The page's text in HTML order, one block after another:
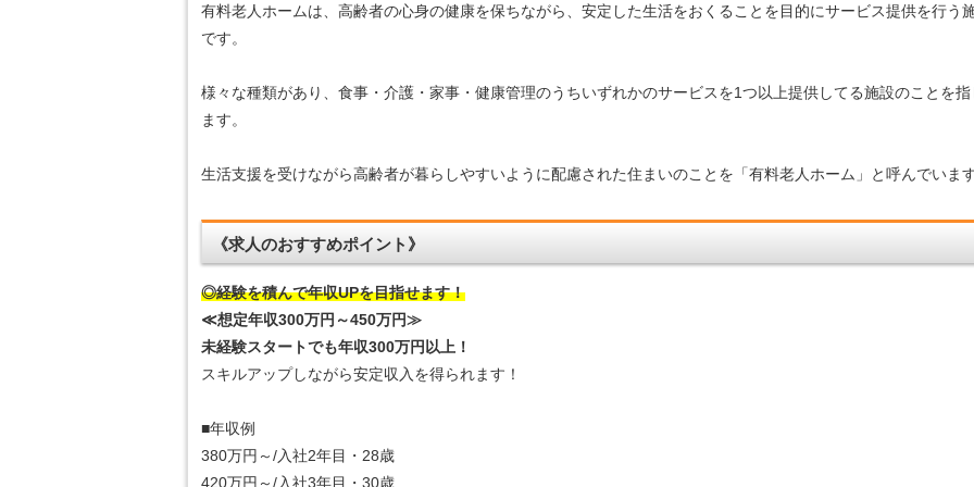
有料老人ホームは、高齢者の心身の健康を保ちながら、安定した生活をおくることを目的にサービス提供を行う
です。
様々な種類があり、食事・介護・家事・健康管理のうちいずれかのサービスを1つ以上提供してる施設のことを指
ます。
生活支援を受けながら高齢者が暮らしやすいように配慮された住まいのことを「有料老人ホーム」と呼んでいます
《求人のおすすめポイント》
◎経験を積んで年収UPを目指せます！
≪想定年収300万円～450万円≫
未経験スタートでも年収300万円以上！
スキルアップしながら安定収入を得られます！
■年収例
380万円～/入社2年目・28歳
420万円～/入社3年目・30歳